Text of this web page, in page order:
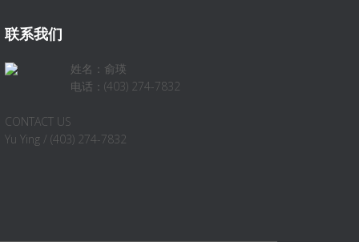
联系我们
姓名：俞瑛
电话：(403) 274-7832
CONTACT US
Yu Ying / (403) 274-7832